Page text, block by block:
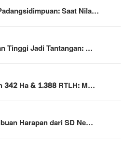
Saat Nila…
Tinggi Jadi Tantangan: …
342 Ha & 1.388 RTLH: M…
Harapan dari SD Ne…